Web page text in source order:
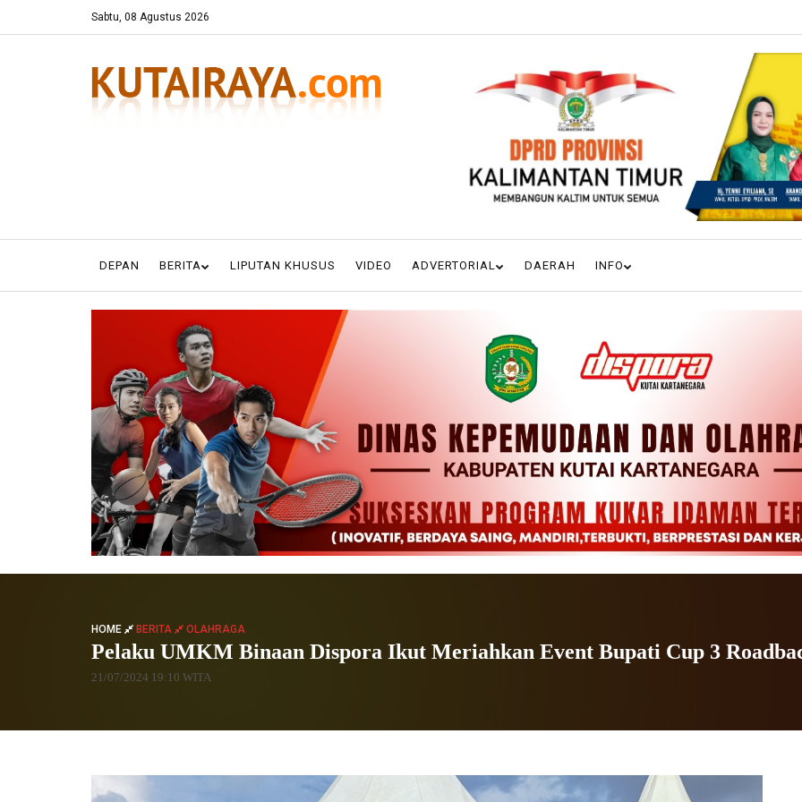
Sabtu, 08 Agustus 2026
DEPAN BERITA LIPUTAN KHUSUS VIDEO ADVERTORIAL DAERAH INFO
HOME BERITA OLAHRAGA
Pelaku UMKM Binaan Dispora Ikut Meriahkan Event Bupati Cup 3
21/07/2024 19:10 WITA